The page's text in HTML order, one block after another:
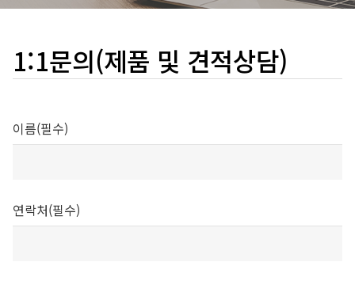
1:1문의(제품 및 견적상담)
이름(필수)
연락처(필수)